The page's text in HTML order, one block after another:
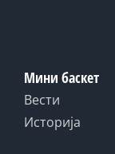
Мини баскет
Вести
Историја